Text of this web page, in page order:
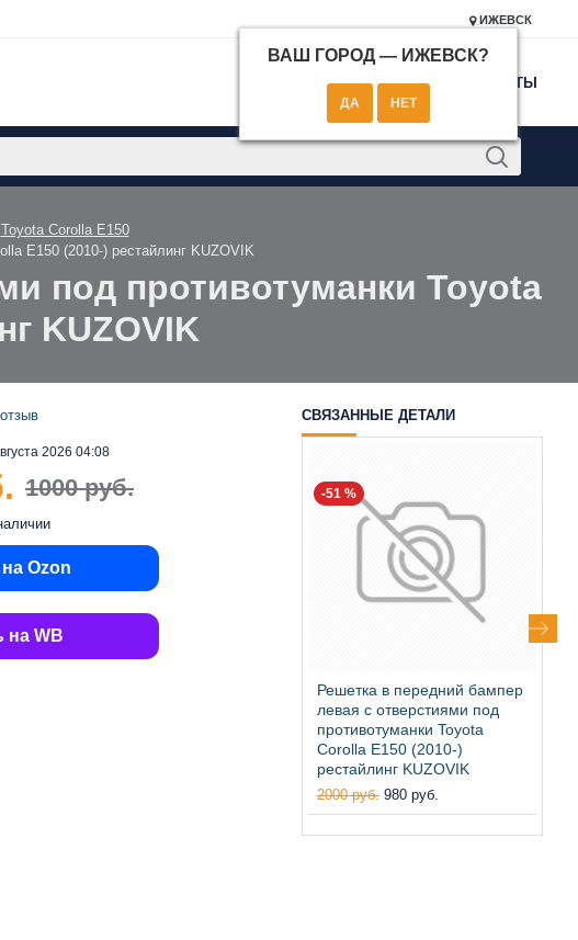
ИЖЕВСК
ВАШ ГОРОД — ИЖЕВСК?
КОНТАКТЫ
Toyota Corolla E150
E150 (2010-) рестайлинг KUZOVIK
под противотуманки Toyota
KUZOVIK
2026 04:08
1000 руб.
Ozon
на WB
СВЯЗАННЫЕ ДЕТАЛИ
-51 %
Решетка в передний бампер
левая с отверстиями под
противотуманки Toyota
Corolla E150 (2010-)
рестайлинг KUZOVIK
2000 руб. 980 руб.